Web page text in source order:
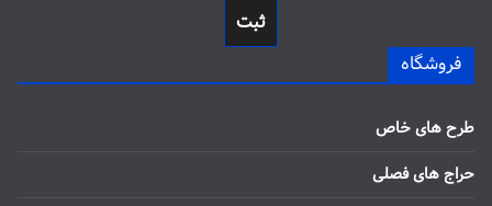
ثبت
فروشگاه
طرح های خاص
حراج های فصلی